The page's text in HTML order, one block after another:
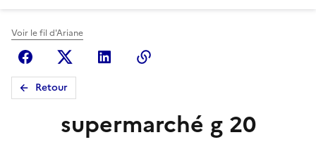
Voir le fil d'Ariane
FacebookX (anciennement Twitter)
Linkedin
Retour
supermarché g 20